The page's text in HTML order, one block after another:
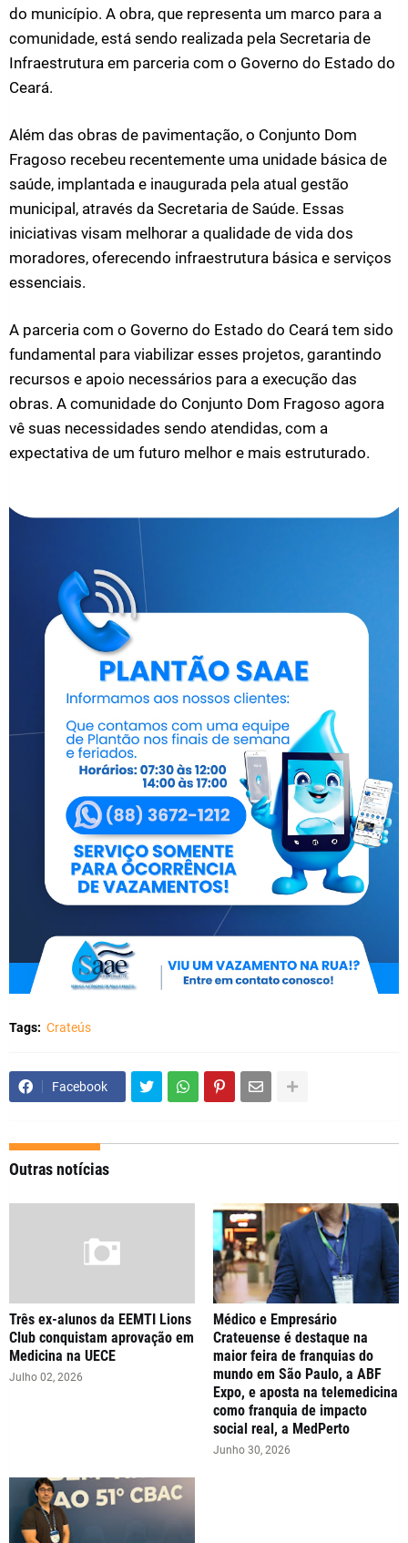
do município. A obra, que representa um marco para a
comunidade, está sendo realizada pela Secretaria de
Infraestrutura em parceria com o Governo do Estado do
Ceará.
Além das obras de pavimentação, o Conjunto Dom
Fragoso recebeu recentemente uma unidade básica de
saúde, implantada e inaugurada pela atual gestão
municipal, através da Secretaria de Saúde. Essas
iniciativas visam melhorar a qualidade de vida dos
moradores, oferecendo infraestrutura básica e serviços
essenciais.
A parceria com o Governo do Estado do Ceará tem sido
fundamental para viabilizar esses projetos, garantindo
recursos e apoio necessários para a execução das
obras. A comunidade do Conjunto Dom Fragoso agora
vê suas necessidades sendo atendidas, com a
expectativa de um futuro melhor e mais estruturado.
Tags: Crateús
Facebook
Outras notícias
Três ex-alunos da EEMTI Lions
Club conquistam aprovação em
Medicina na UECE
Julho 02, 2026
Médico e Empresário
Crateuense é destaque na
maior feira de franquias do
mundo em São Paulo, a ABF
Expo, e aposta na telemedicina
como franquia de impacto
social real, a MedPerto
Junho 30, 2026